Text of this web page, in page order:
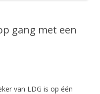
gang met een
van LDG is op één